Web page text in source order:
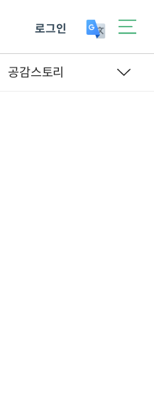
로그인
공감스토리